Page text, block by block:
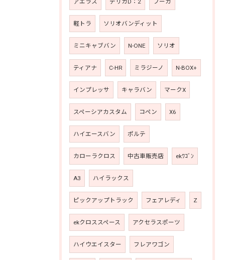
アエラス デリカD：2 フーガ
軽トラ ソリオバンディット
ミニキャブバン N-ONE ソリオ
ティアナ C-HR ミラジーノ N-BOX+
インプレッサ キャラバン マークX
スペーシアカスタム コペン X6
ハイエースバン ポルテ
カローラクロス 中古車販売店 ekﾜｺﾞﾝ
A3 ハイラックス
ピックアップトラック フェアレディ Z
ekクロススペース アクセラスポーツ
ハイウエイスター フレアワゴン